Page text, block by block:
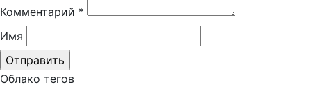
Комментарий *
Имя
Облако тегов